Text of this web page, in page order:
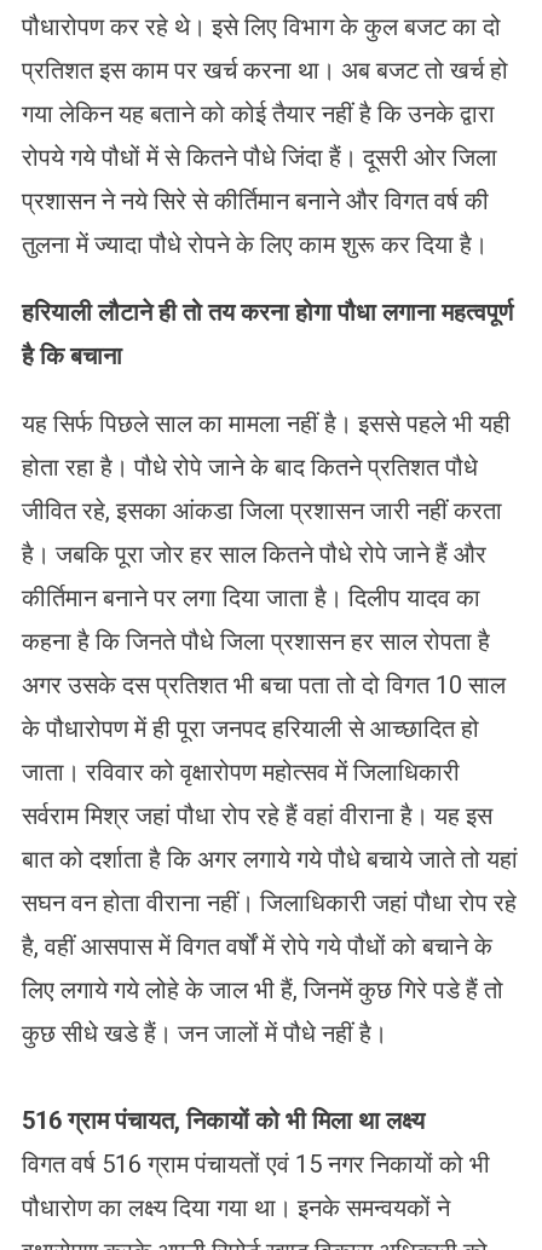
पौधारोपण कर रहे थे। इसे लिए विभाग के कुल बजट का दो
प्रतिशत इस काम पर खर्च करना था। अब बजट तो खर्च हो
गया लेकिन यह बताने को कोई तैयार नहीं है कि उनके द्वारा
रोपये गये पौधों में से कितने पौधे जिंदा हैं। दूसरी ओर जिला
प्रशासन ने नये सिरे से कीर्तिमान बनाने और विगत वर्ष की
तुलना में ज्यादा पौधे रोपने के लिए काम शुरू कर दिया है।
हरियाली लौटाने ही तो तय करना होगा पौधा लगाना महत्वपूर्ण
है कि बचाना
यह सिर्फ पिछले साल का मामला नहीं है। इससे पहले भी यही
होता रहा है। पौधे रोपे जाने के बाद कितने प्रतिशत पौधे
जीवित रहे, इसका आंकडा जिला प्रशासन जारी नहीं करता
है। जबकि पूरा जोर हर साल कितने पौधे रोपे जाने हैं और
कीर्तिमान बनाने पर लगा दिया जाता है। दिलीप यादव का
कहना है कि जिनते पौधे जिला प्रशासन हर साल रोपता है
अगर उसके दस प्रतिशत भी बचा पता तो दो विगत 10 साल
के पौधारोपण में ही पूरा जनपद हरियाली से आच्छादित हो
जाता। रविवार को वृक्षारोपण महोत्सव में जिलाधिकारी
सर्वराम मिश्र जहां पौधा रोप रहे हैं वहां वीराना है। यह इस
बात को दर्शाता है कि अगर लगाये गये पौधे बचाये जाते तो यहां
सघन वन होता वीराना नहीं। जिलाधिकारी जहां पौधा रोप रहे
है, वहीं आसपास में विगत वर्षों में रोपे गये पौधों को बचाने के
लिए लगाये गये लोहे के जाल भी हैं, जिनमें कुछ गिरे पडे हैं तो
कुछ सीधे खडे हैं। जन जालों में पौधे नहीं है।
516ग्राम पंचायत,निकायों को भी मिला था लक्ष्य
विगत वर्ष 516 ग्राम पंचायतों एवं 15 नगर निकायों को भी
पौधारोण का लक्ष्य दिया गया था। इनके समन्वयकों ने